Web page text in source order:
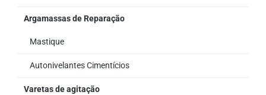
Argamassas de Reparação
Mastique
Autonivelantes Cimentícios
Varetas de agitação